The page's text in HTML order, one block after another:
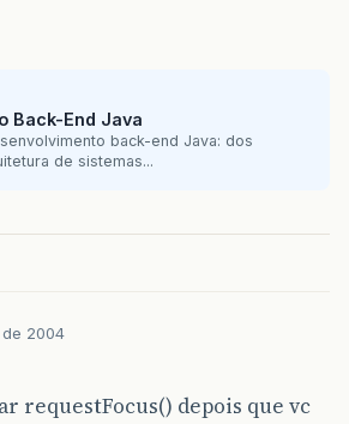
Back-End Java
back-end Java: dos
de sistemas...
de 2004
requestFocus() depois que vc